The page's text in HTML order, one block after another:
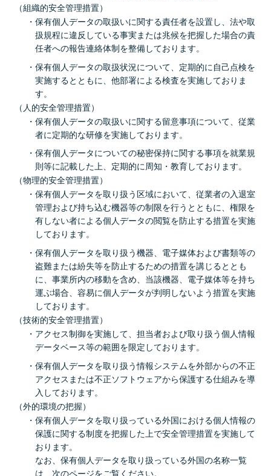
（組織的安全管理措置）
保有個人データの取扱いに関する責任者を設置し、法や取
扱規程に違反している事実または兆候を把握した場合の責
任者への報告連絡体制を整備しております。
保有個人データの取扱状況について、定期的に自己点検を
実施するとともに、他部署による検査を実施しておりま
す。
（人的安全管理措置）
保有個人データの取扱いに関する留意事項について、従業
者に定期的な研修を実施しております。
保有個人データについての秘密保持に関する事項を就業規
則等に記載した上、定期的に周知・教育しております。
（物理的安全管理措置）
保有個人データを取り扱う区域において、従業者の入退室
管理および持ち込む機器等の制限を行うとともに、権限を
有しない者による個人データの閲覧を防止する措置を実施
しております。
保有個人データを取り扱う機器、電子媒体および書類等の
盗難または紛失等を防止するための措置を講じるととも
に、事業所内の移動を含め、当該機器、電子媒体等を持ち
運ぶ場合、容易に個人データが判明しないよう措置を実施
しております。
（技術的安全管理措置）
アクセス制御を実施して、担当者および取り扱う個人情報
データベース等の範囲を限定しております。
保有個人データを取り扱う情報システムを外部からの不正
アクセスまたは不正ソフトウェアから保護する仕組みを導
入しております。
（外的環境の把握）
保有個人データを取り扱っている外国における個人情報の
保護に関する制度を把握した上で安全管理措置を実施して
おります。
なお、保有個人データを取り扱っている外国の名称一覧
は、次のページをご覧ください。